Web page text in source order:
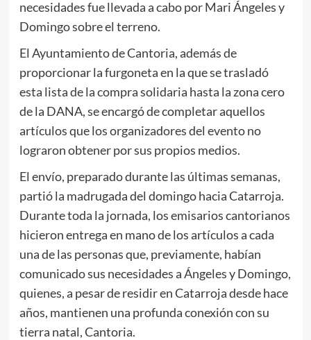
necesidades fue llevada a cabo por Mari Ángeles y
Domingo sobre el terreno.
El Ayuntamiento de Cantoria, además de
proporcionar la furgoneta en la que se trasladó
esta lista de la compra solidaria hasta la zona cero
de la DANA, se encargó de completar aquellos
artículos que los organizadores del evento no
lograron obtener por sus propios medios.
El envío, preparado durante las últimas semanas,
partió la madrugada del domingo hacia Catarroja.
Durante toda la jornada, los emisarios cantorianos
hicieron entrega en mano de los artículos a cada
una de las personas que, previamente, habían
comunicado sus necesidades a Ángeles y Domingo,
quienes, a pesar de residir en Catarroja desde hace
años, mantienen una profunda conexión con su
tierra natal, Cantoria.